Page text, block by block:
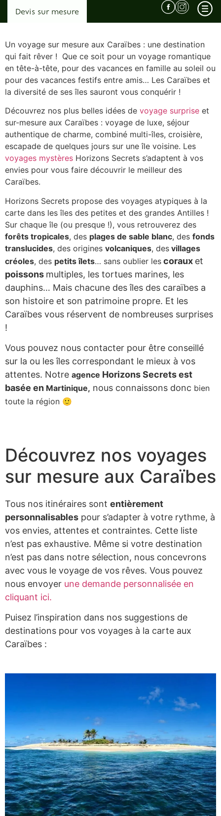
Devis sur mesure
Qui sommes nous ? L’agence derrière les voyages surprises…
Pourquoi choisir Horizons Secrets ?
Témoignages
Conditions Générales de Vente
Afrique
Ouganda
Zambie
Zanzibar
Zimbabwe
Amérique
Mexique
Asie
îles
Guadeloupe
Martinique
Sainte-Lucie
Safari & faune sauvage
Voyage surprise
Avec votre tribu
Entreprise
Carte cadeau voyage
Séjour surprise
Week-end en France
Un voyage sur mesure aux Caraïbes : une destination
qui fait rêver ! Que ce soit pour un voyage romantique
en tête-à-tête, pour des vacances en famille au soleil ou
pour des vacances festifs entre amis… Les Caraïbes et
la diversité de ses îles sauront vous conquérir !
Découvrez nos plus belles idées de voyage surprise et
sur-mesure aux Caraïbes : voyage de luxe, séjour
authentique de charme, combiné multi-îles, croisière,
escapade de quelques jours sur une île voisine. Les
voyages mystères Horizons Secrets s’adaptent à vos
envies pour vous faire découvrir le meilleur des
Caraïbes.
Horizons Secrets propose des voyages atypiques à la
carte dans les îles des petites et des grandes Antilles !
Sur chaque île (ou presque !), vous retrouverez des
forêts tropicales, des plages de sable blanc, des fonds
translucides, des origines volcaniques, des villages
créoles, des petits îlets… sans oublier les coraux et
poissons multiples, les tortues marines, les
dauphins… Mais chacune des îles des caraïbes a
son histoire et son patrimoine propre. Et les
Caraïbes vous réservent de nombreuses surprises
!
Vous pouvez nous contacter pour être conseillé
sur la ou les îles correspondant le mieux à vos
attentes. Notre agence Horizons Secrets est
basée en Martinique, nous connaissons donc bien
toute la région 🙂
Découvrez nos voyages
sur mesure aux Caraïbes
Tous nos itinéraires sont entièrement
personnalisables pour s’adapter à votre rythme, à
vos envies, attentes et contraintes. Cette liste
n’est pas exhaustive. Même si votre destination
n’est pas dans notre sélection, nous concevrons
avec vous le voyage de vos rêves. Vous pouvez
nous envoyer une demande personnalisée en
cliquant ici.
Puisez l’inspiration dans nos suggestions de
destinations pour vos voyages à la carte aux
Caraïbes :